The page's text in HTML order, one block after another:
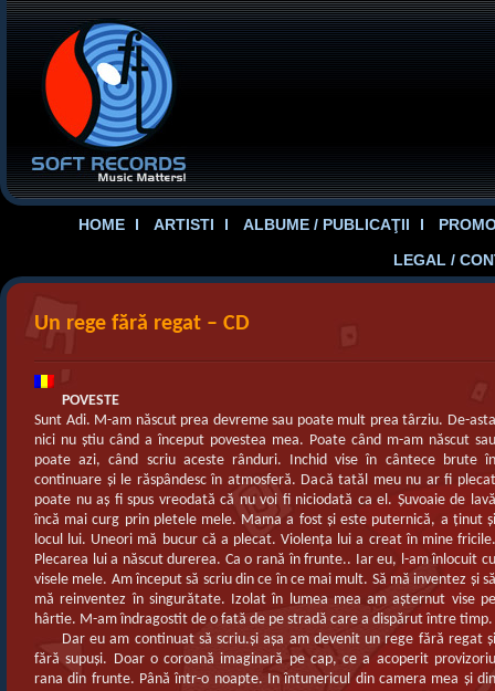
HOME ARTISTI ALBUME / PUBLICAŢII
LEGAL /
Un rege fără regat – CD
POVESTE
Sunt Adi. M-am născut prea devreme sau poate mult prea târziu. De-asta
nici nu ştiu când a început povestea mea. Poate când m-am născut sau
poate azi, când scriu aceste rânduri. Inchid vise în cântece brute în
continuare şi le răspândesc în atmosferă. Dacă tatăl meu nu ar fi plecat
poate nu aş fi spus vreodată că nu voi fi niciodată ca el. Şuvoaie de lavă
încă mai curg prin pletele mele. Mama a fost şi este puternică, a ţinut şi
locul lui. Uneori mă bucur că a plecat. Violenţa lui a creat în mine fricile.
Plecarea lui a născut durerea. Ca o rană în frunte.. Iar eu, l-am înlocuit cu
visele mele. Am început să scriu din ce în ce mai mult. Să mă inventez şi să
mă reinventez în singurătate. Izolat în lumea mea am aşternut vise pe
hârtie. M-am îndragostit de o fată de pe stradă care a dispărut între timp.
Dar eu am continuat să scriu.şi aşa am devenit un rege fără regat şi
fără supuşi. Doar o coroană imaginară pe cap, ce a acoperit provizoriu
rana din frunte. Până într-o noapte. In întunericul din camera mea şi din